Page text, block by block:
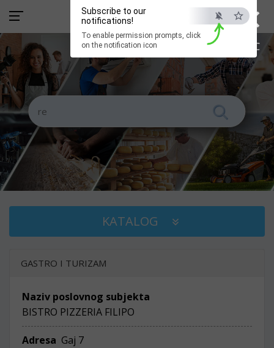
×
ESC
Subscribe to our
notifications!
To enable permission prompts, click
on the notification icon
KATALOG
GASTRO I TURIZAM
Naziv poslovnog subjekta
BISTRO PIZZERIA FILIPO
Adresa Gaj 7